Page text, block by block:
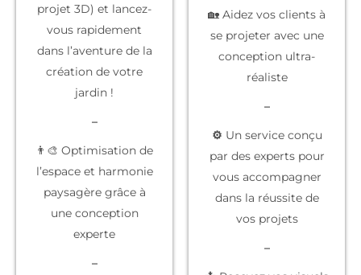
projet 3D) et lancez-
vous rapidement
dans l’aventure de la
création de votre
jardin !
–
👨‍🎨 Optimisation de
l’espace et harmonie
paysagère grâce à
une conception
experte
–
🏡 Aidez vos clients à
se projeter avec une
conception ultra-
réaliste
–
⚙️ Un service conçu
par des expertspour
vous accompagner
dans la réussite de
vos projets
–